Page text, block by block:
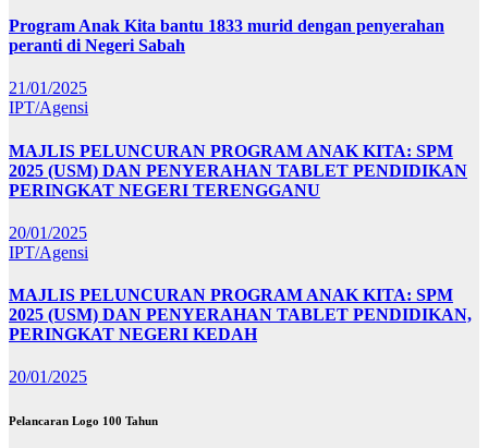
Program Anak Kita bantu 1833 murid dengan penyerahan
peranti di Negeri Sabah
21/01/2025
IPT/Agensi
MAJLIS PELUNCURAN PROGRAM ANAK KITA: SPM
2025 (USM) DAN PENYERAHAN TABLET PENDIDIKAN
PERINGKAT NEGERI TERENGGANU
20/01/2025
IPT/Agensi
MAJLIS PELUNCURAN PROGRAM ANAK KITA: SPM
2025 (USM) DAN PENYERAHAN TABLET PENDIDIKAN,
PERINGKAT NEGERI KEDAH
20/01/2025
Pelancaran Logo 100 Tahun